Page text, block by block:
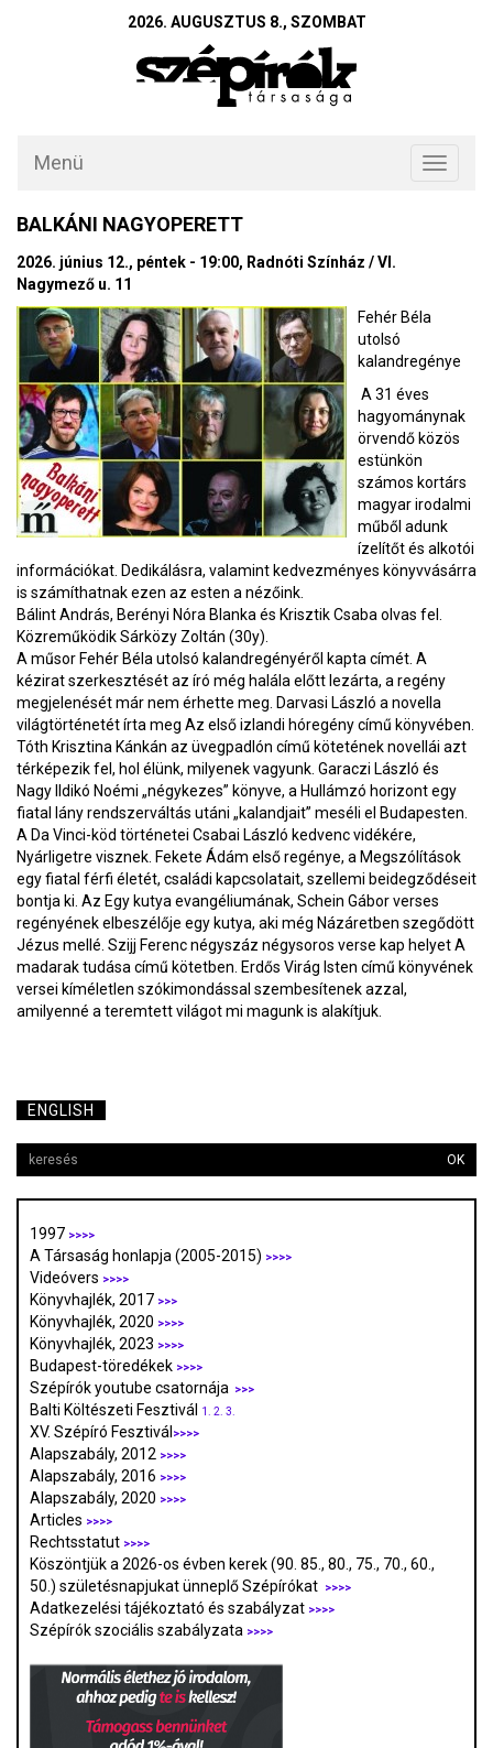
2026. AUGUSZTUS 8., SZOMBAT
Toggle
Menü
BALKÁNI NAGYOPERETT
2026. június 12., péntek - 19:00, Radnóti Színház / VI.
Nagymező u. 11
Fehér Béla
utolsó
kalandregénye
A 31 éves
hagyománynak
örvendő közös
estünkön
számos kortárs
magyar irodalmi
műből adunk
ízelítőt és alkotói
információkat. Dedikálásra, valamint kedvezményes könyvvásárra
is számíthatnak ezen az esten a nézőink.
Bálint András, Berényi Nóra Blanka és Krisztik Csaba olvas fel.
Közreműködik Sárközy Zoltán (30y).
A műsor Fehér Béla utolsó kalandregényéről kapta címét. A
kézirat szerkesztését az író még halála előtt lezárta, a regény
megjelenését már nem érhette meg. Darvasi László a novella
világtörténetét írta meg Az első izlandi hóregény című könyvében.
Tóth Krisztina Kánkán az üvegpadlón című kötetének novellái azt
térképezik fel, hol élünk, milyenek vagyunk. Garaczi László és
Nagy Ildikó Noémi „négykezes” könyve, a Hullámzó horizont egy
fiatal lány rendszerváltás utáni „kalandjait” meséli el Budapesten.
A Da Vinci-köd történetei Csabai László kedvenc vidékére,
Nyárligetre visznek. Fekete Ádám első regénye, a Megszólítások
egy fiatal férfi életét, családi kapcsolatait, szellemi beidegződéseit
bontja ki. Az Egy kutya evangéliumának, Schein Gábor verses
regényének elbeszélője egy kutya, aki még Názáretben szegődött
Jézus mellé. Szijj Ferenc négyszáz négysoros verse kap helyet A
madarak tudása című kötetben. Erdős Virág Isten című könyvének
versei kíméletlen szókimondással szembesítenek azzal,
amilyenné a teremtett világot mi magunk is alakítjuk.
ENGLISH
OK
1997 >>>>
A Társaság honlapja (2005-2015) >>>>
Videóvers >>>>
Könyvhajlék, 2017 >>>
Könyvhajlék, 2020 >>>>
Könyvhajlék, 2023 >>>>
Budapest-töredékek >>>>
Szépírók youtube csatornája >>>
Balti Költészeti Fesztivál 1. 2. 3.
XV. Szépíró Fesztivál >>>>
Alapszabály, 2012 >>>>
Alapszabály, 2016 >>>>
Alapszabály, 2020 >>>>
Articles >>>>
Rechtsstatut >>>>
Köszöntjük a 2026-os évben kerek (90. 85., 80., 75., 70., 60.,
50.) születésnapjukat ünneplő Szépírókat
>>>>
Adatkezelési tájékoztató és szabályzat >>>>
Szépírók szociális szabályzata >>>>